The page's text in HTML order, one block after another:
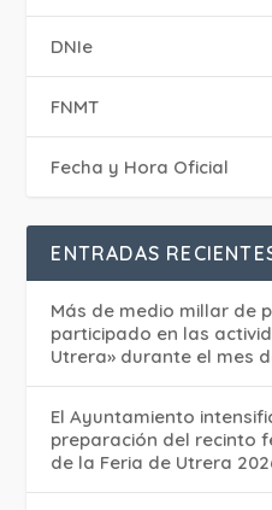
DNIe
FNMT
Fecha y Hora Oficial
ENTRADAS
Más de medio millar de
participado en las
Utrera» durante el mes
El Ayuntamiento
preparación del recinto
de la Feria de Utrera